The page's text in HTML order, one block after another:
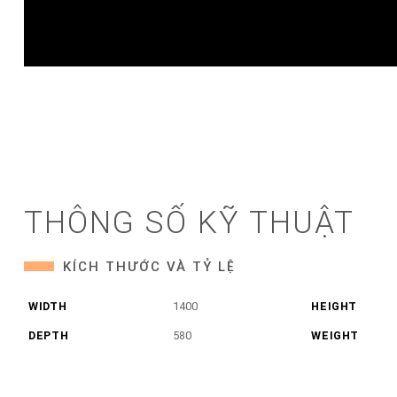
THÔNG SỐ KỸ THUẬT
KÍCH THƯỚC VÀ TỶ LỆ
WIDTH 1400 HEIGHT
DEPTH 580 WEIGHT